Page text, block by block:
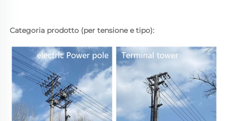
Categoria prodotto (per tensione e tipo):